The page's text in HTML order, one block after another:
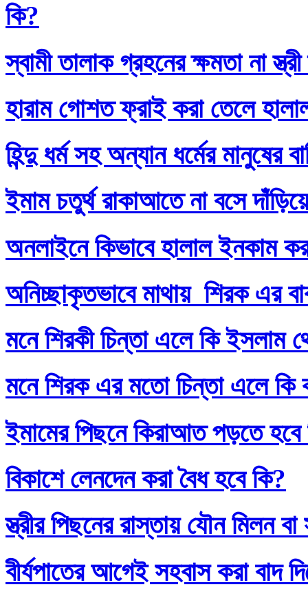
কি?
স্বামী তালাক গ্রহনের ক্ষমতা না
হারাম গোশত ফ্রাই করা তেলে
হিন্দু ধর্ম সহ অন্যান ধর্মের মানুষের
ইমাম চতুর্থ রাকাআতে না বসে
অনলাইনে কিভাবে হালাল ইনকাম
অনিচ্ছাকৃতভাবে মাথায় শিরক এর
মনে শিরকী চিন্তা এলে কি ইসলাম
মনে শিরক এর মতো চিন্তা এলে কি
ইমামের পিছনে কিরাআত পড়তে হবে
বিকাশে লেনদেন করা বৈধ হবে কি?
স্ত্রীর পিছনের রাস্তায় যৌন মিলন
বীর্যপাতের আগেই সহবাস করা বাদ